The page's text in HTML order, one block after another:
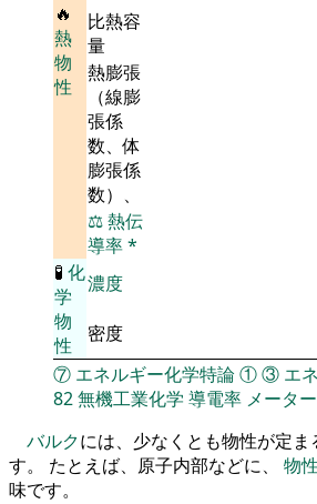
🔥
熱
物
性
比熱容
量
熱膨張
（線膨
張係
数、体
膨張係
数）、
⚖️熱伝
導率*
🧪 化
学
物
性
濃度
密度
⑦ エネルギー化学特論①③ エ
82無機工業化学 導電率 メーター
バルクには、少なくとも物性が定
す。 たとえば、原子内部などに、 物
味です。